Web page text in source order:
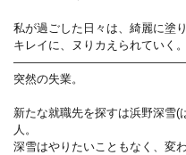
私が過ごした日々は、綺麗に塗
キレイに、ヌりカえられていく。
突然の失業。
新たな就職先を探すは浜野深雪
人。
深雪はやりたいこともなく、変